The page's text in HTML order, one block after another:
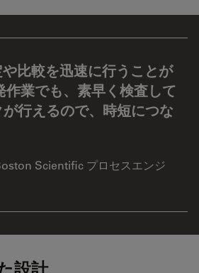
や比較を迅速に行うことが
作業でも、素早く検査して
行えるので、時短につな
Scientific プロセスエンジ
設計